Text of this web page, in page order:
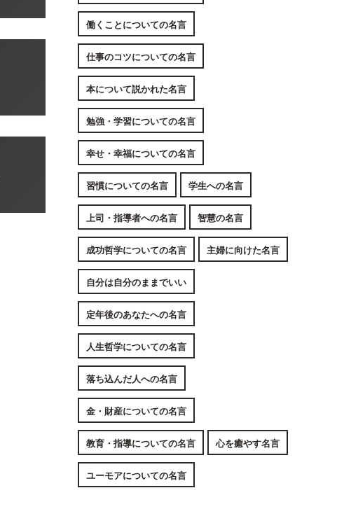
働くことについての名言
仕事のコツについての名言
本について説かれた名言
勉強・学習についての名言
幸せ・幸福についての名言
習慣についての名言 学生への名言
上司・指導者への名言 智慧の名言
成功哲学についての名言 主婦に向けた名言
自分は自分のままでいい
定年後のあなたへの名言
人生哲学についての名言
落ち込んだ人への名言
金・財産についての名言
教育・指導についての名言 心を癒やす名言
ユーモアについての名言